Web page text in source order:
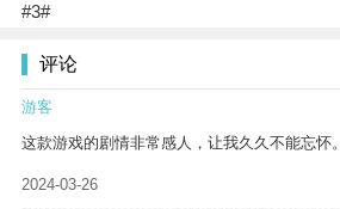
#3#
评论
游客
这款游戏的剧情非常感人，让我久久不能忘怀。
2024-03-26